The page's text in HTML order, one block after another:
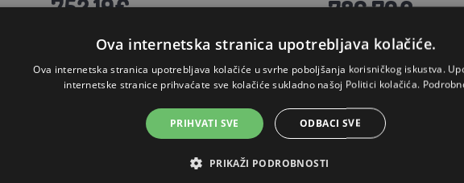
752,19€
NA ZALIHAMA
STAVI U KOŠARICU
786,70€
NA ZALIHAMA
STAVI U KOŠARICU
Ova internetska stranica upotrebljava kolačiće.
Ova internetska stranica upotrebljava kolačiće u svrhe poboljšanja korisničkog iskustva.
internetske stranice prihvaćate sve kolačiće sukladno našoj Politici kolačića.
PRIHVATI SVE ODBACI SVE
PRIKAŽI PODROBNOSTI